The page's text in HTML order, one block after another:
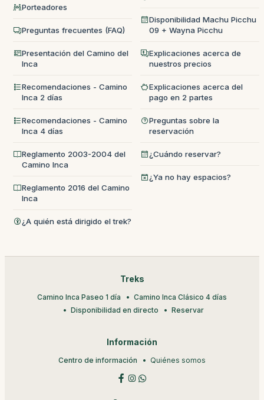
Porteadores
Preguntas frecuentes (FAQ)
Presentación del Camino del
Inca
Recomendaciones - Camino
Inca 2 días
Recomendaciones - Camino
Inca 4 días
Reglamento 2003-2004 del
Camino Inca
Reglamento 2016 del Camino
Inca
¿A quién está dirigido el trek?
Disponibilidad Machu Picchu
09 + Wayna Picchu
Explicaciones acerca de
nuestros precios
Explicaciones acerca del
pago en 2 partes
Preguntas sobre la
reservación
¿Cuándo reservar?
¿Ya no hay espacios?
Treks
Camino Inca Paseo 1 día
Camino Inca Clásico 4 días
Disponibilidad en directo
Reservar
Información
Centro de información Quiénes somos